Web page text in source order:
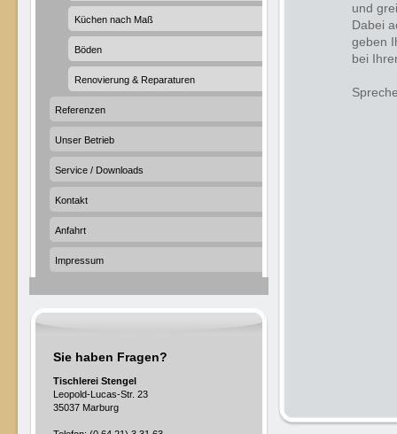
und
Dabei
geben
bei
Küchen nach Maß
Böden
Renovierung & Reparaturen
Referenzen
Unser Betrieb
Service / Downloads
Kontakt
Anfahrt
Impressum
Sie haben Fragen?
Tischlerei Stengel
Leopold-Lucas-Str. 23
35037 Marburg